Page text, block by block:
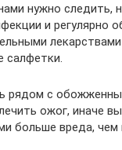
нужно следить,
и регулярно
салфетки.
рядом с
ожог, иначе
больше вреда, чем